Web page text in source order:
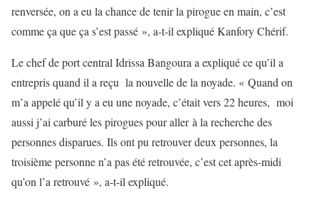
renversée, on a eu la chance de tenir la pirogue en main, c’est
comme ça que ça s’est passé », a-t-il expliqué Kanfory Chérif.
Le chef de port central Idrissa Bangoura a expliqué ce qu’il a
entrepris quand il a reçu la nouvelle de la noyade. « Quand on
m’a appelé qu’il y a eu une noyade, c’était vers 22 heures, moi
aussi j’ai carburé les pirogues pour aller à la recherche des
personnes disparues. Ils ont pu retrouver deux personnes, la
troisième personne n’a pas été retrouvée, c’est cet après-midi
qu’on l’a retrouvé », a-t-il expliqué.